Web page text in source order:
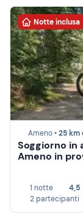
Notte inclusa
Ameno •25 km
Soggiorno in
Ameno in
1 notte
4,5
2 partecipanti